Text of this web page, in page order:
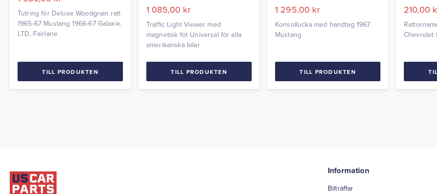
Tutring för Deluxe Woodgrain ratt
1965-67 Mustang 1966-67 Galaxie,
LTD, Fairlane
TILL PRODUKTEN
1 085,00 kr
Traffic Light Viewer med
magnetisk fot Universal för alla
amerikanska bilar
TILL PRODUKTEN
1 295,00 kr
Konsollucka med handtag 1967
Mustang
TILL PRODUKTEN
210,00
Chevrolet
Information
Bilträffar